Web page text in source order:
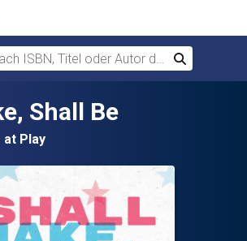
ISBN, Titel oder Autor durchsuchen
Suchen
Shall Be
at Play